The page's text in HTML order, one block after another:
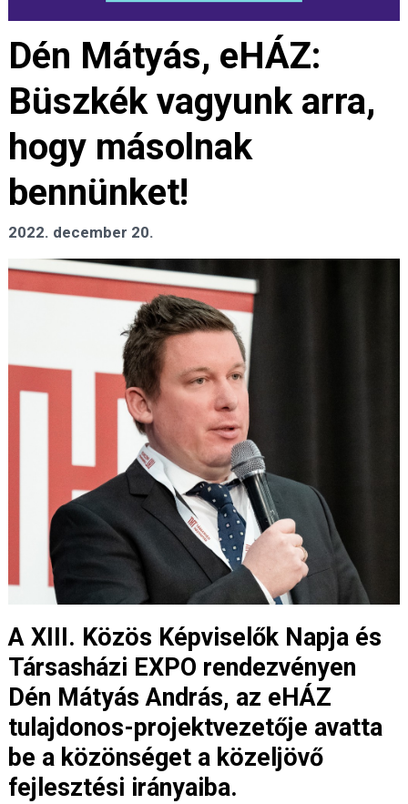
Dén Mátyás, eHÁZ:
Büszkék vagyunk arra,
hogy másolnak
bennünket!
2022. december 20.
A XIII. Közös Képviselők Napja és
Társasházi EXPO rendezvényen
Dén Mátyás András, az eHÁZ
tulajdonos-projektvezetője avatta
be a közönséget a közeljövő
fejlesztési irányaiba.